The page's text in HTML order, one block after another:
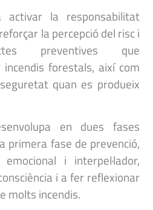
activar la responsabilitat
la percepció del risc i
preventives que
forestals, així com
quan es produeix
en dues fases
primera fase de prevenció,
i interpel·lador,
i a fer reflexionar
molts incendis.